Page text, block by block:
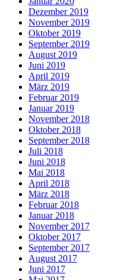
Dezember 2019
November 2019
Oktober 2019
September 2019
August 2019
Juni 2019
April 2019
März 2019
Februar 2019
Januar 2019
November 2018
Oktober 2018
September 2018
Juli 2018
Juni 2018
Mai 2018
April 2018
März 2018
Februar 2018
Januar 2018
November 2017
Oktober 2017
September 2017
August 2017
Juni 2017